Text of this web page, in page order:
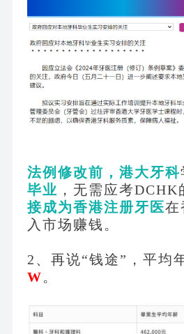
法例修改前，港大牙科
毕业 ，无需应考DCHK
接成为香港注册牙医在
入市场赚钱。
2、再说“钱途”，平均
W。